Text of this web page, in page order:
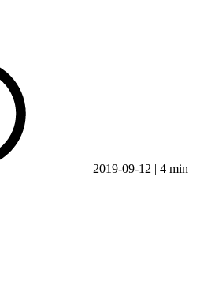
2019-09-12 | 4 min